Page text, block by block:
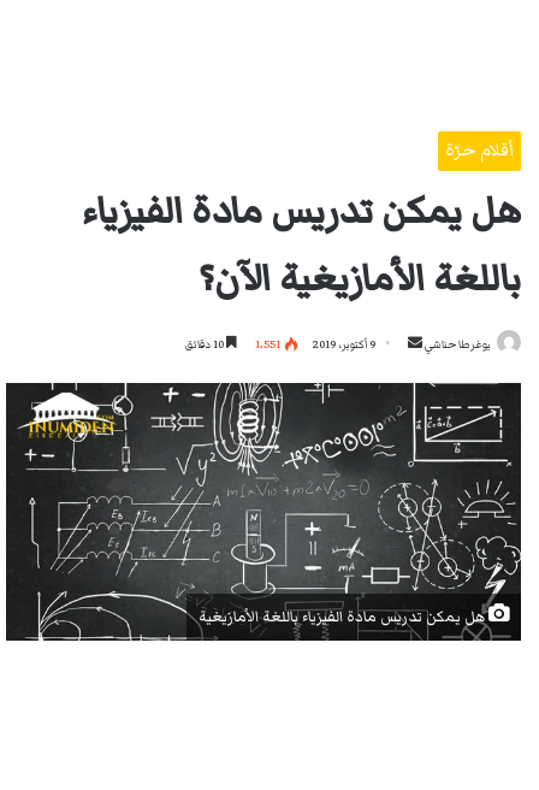
أقلام حرّة
هل يمكن تدريس مادة الفيزياء
باللغة الأمازيغية الآن؟
يوغرطا حناشي
أرسل
9 أكتوبر، 2019 1٬551
هل يمكن تدريس مادة الفيزياء باللغة الأمازيغية